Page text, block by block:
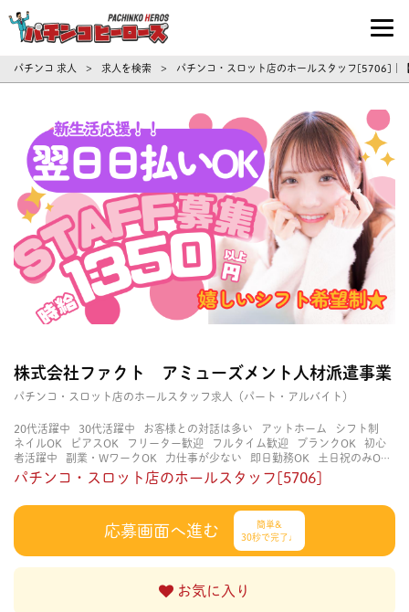
パチンコ求人・転職ならパチンコヒーロ
パチンコ 求人 > 求人を検索 > パチンコ・スロット店のホールスタッフ[5706]
株式会社ファクト アミューズメント人材派遣事業
パチンコ・スロット店のホールスタッフ求人（パート・アルバイト）
20代活躍中 30代活躍中 お客様との対話は多い アットホーム
シフト制
ネイルOK
ピアスOK フリーター歓迎 フルタイム歓迎 ブランクOK
初心
者活躍中
副業・WワークOK 力仕事が少ない 即日勤務OK
土日祝のみOK
学歴不問
服装自由 未経験・初心者OK 決められた時間できっちり
経験不要
立ち仕事 経験者・有資格者歓迎 自分の都合に合わせやすい
自由
パチンコ・スロット店のホールスタッフ[5706]
応募画面へ進む
簡単&
30秒で完了♩
お気に入り